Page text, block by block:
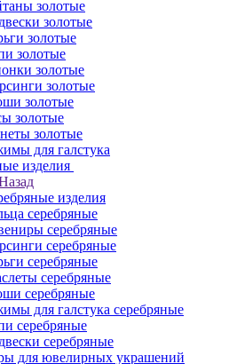
золотые
золотые
золотые
золотые
золотые
золотые
золотые
золотые
золотые
для галстука
изделия
изделия
серебряные
серебряные
серебряные
серебряные
серебряные
серебряные
для галстука серебряные
серебряные
серебряные